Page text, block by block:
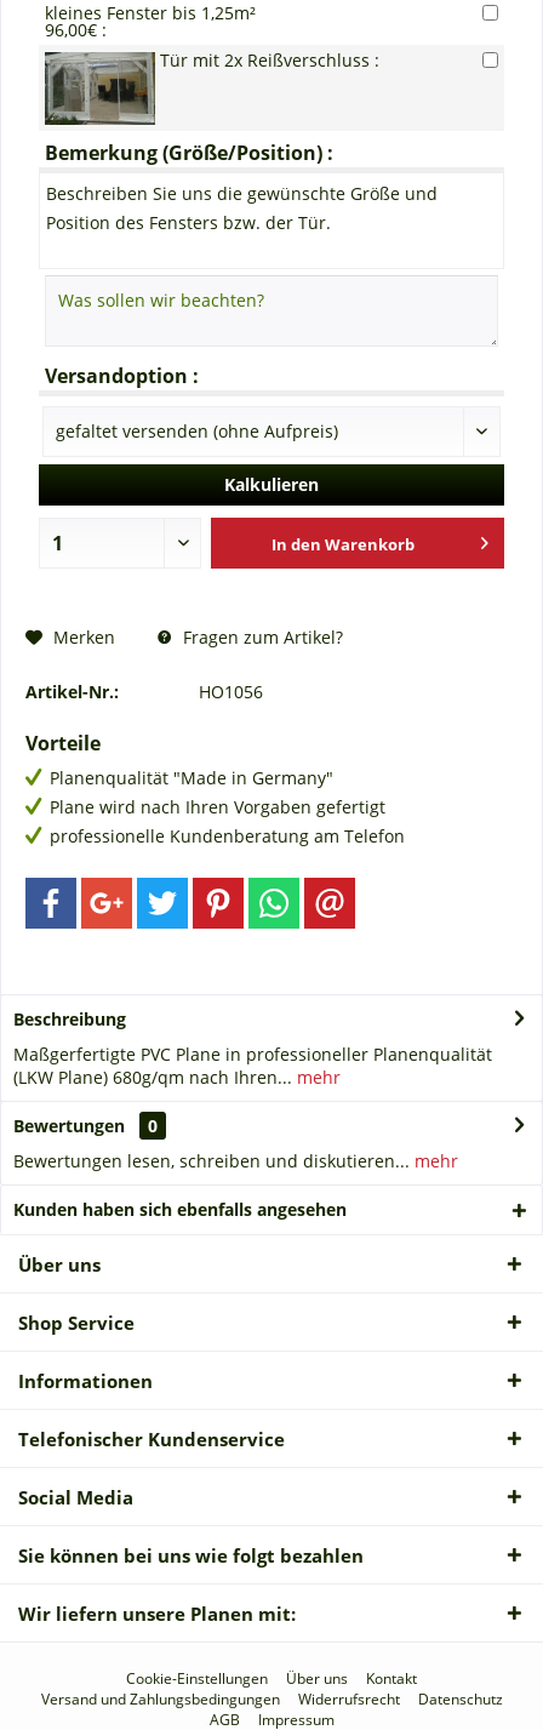
kleines Fenster bis 1,25m²
96,00€ :
Tür mit 2x Reißverschluss :
Bemerkung (Größe/Position) :
Beschreiben Sie uns die gewünschte Größe und
Position des Fensters bzw. der Tür.
Versandoption :
Kalkulieren
In den Warenkorb
Merken Fragen zum Artikel?
Artikel-Nr.: HO1056
Vorteile
Planenqualität "Made in Germany"
Plane wird nach Ihren Vorgaben gefertigt
professionelle Kundenberatung am Telefon
Beschreibung
Maßgerfertigte PVC Plane in professioneller Planenqualität
(LKW Plane) 680g/qm nach Ihren... mehr
Bewertungen
0
Bewertungen lesen, schreiben und diskutieren... mehr
Kunden haben sich ebenfalls angesehen
Über uns
Shop Service
Informationen
Telefonischer Kundenservice
Social Media
Sie können bei uns wie folgt bezahlen
Wir liefern unsere Planen mit:
Cookie-Einstellungen Über uns
Kontakt
Versand und Zahlungsbedingungen
Widerrufsrecht
Datenschutz
AGB
Impressum